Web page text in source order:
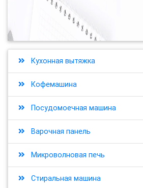
Кухонная вытяжка
Кофемашина
Посудомоечная машина
Варочная панель
Микроволновая печь
Стиральная машина